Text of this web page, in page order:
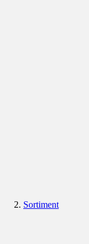
Sortiment